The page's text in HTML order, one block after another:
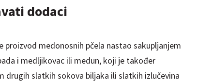
dodaci
proizvod medonosnih pčela nastao sakupljanjem
i medljikovac ili medun, koji je također
drugih slatkih sokova biljaka ili slatkih izlučevina